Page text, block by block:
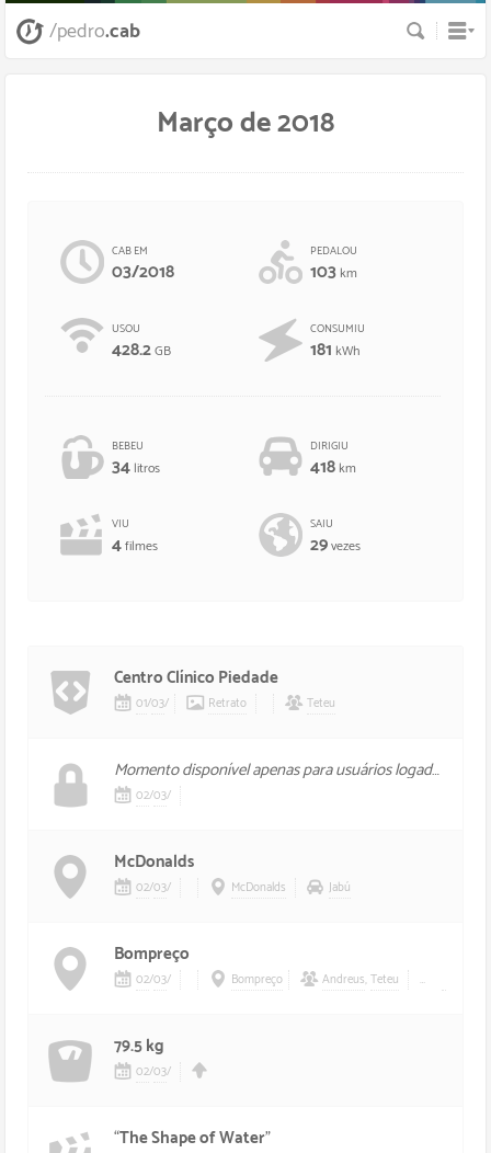
/pedro.cab Busca
Março de 2018
CAB EM
03/2018
PEDALOU
103 km
USOU
428.2GB
CONSUMIU
181 kWh
BEBEU
34 litros
DIRIGIU
418 km
VIU
4filmes
SAIU
29vezes
Centro Clínico Piedade
01/03/ Retrato Teteu
Momento disponível apenas para usuários logados, foi mal.
02/03/
McDonalds
02/03/ McDonalds Jabú
Bompreço
02/03/ Bompreço Andreus Teteu
79.5 kg
02/03/
“The Shape of Water”